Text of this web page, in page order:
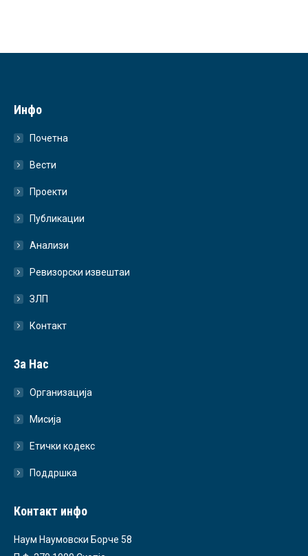
Инфо
Почетна
Вести
Проекти
Публикации
Анализи
Ревизорски извештаи
ЗЛП
Контакт
За Нас
Организација
Мисија
Етички кодекс
Поддршка
Контакт инфо
Наум Наумовски Борче 58